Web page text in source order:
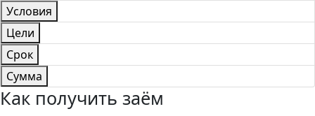
Условия
Цели
Срок
Сумма
Как получить заём